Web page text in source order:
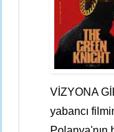
VİZYONA
yabancı